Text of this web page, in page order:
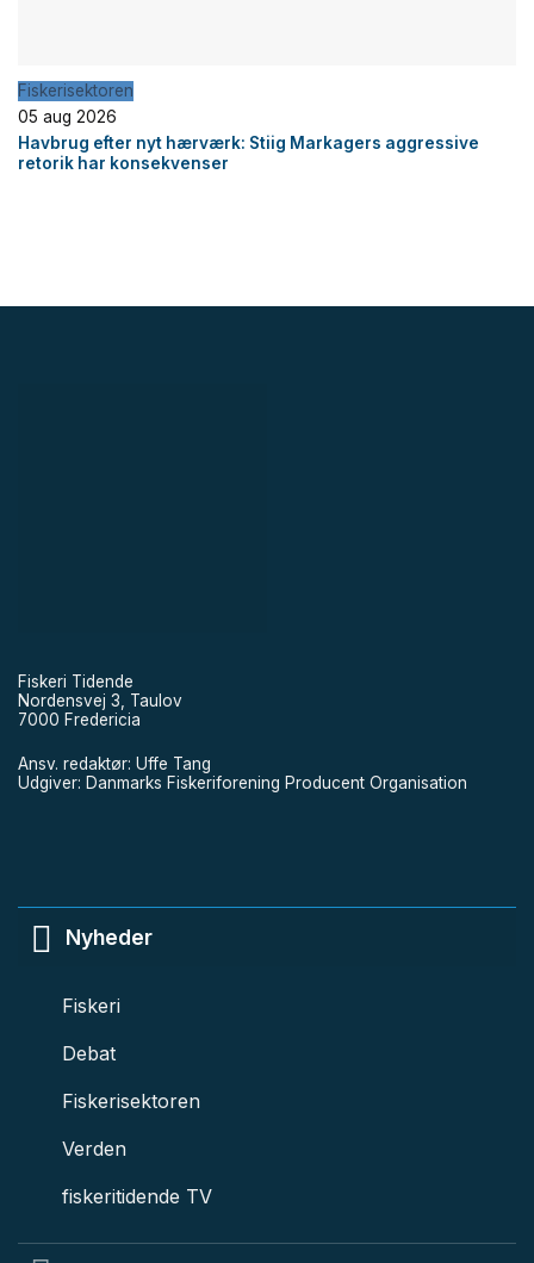
Fiskerisektoren
05 aug 2026
Havbrug efter nyt hærværk: Stiig Markagers aggressive
retorik har konsekvenser
Fiskeri Tidende
Nordensvej 3, Taulov
7000 Fredericia
Ansv. redaktør: Uffe Tang
Udgiver: Danmarks Fiskeriforening Producent Organisation
Nyheder
Fiskeri
Debat
Fiskerisektoren
Verden
fiskeritidende TV